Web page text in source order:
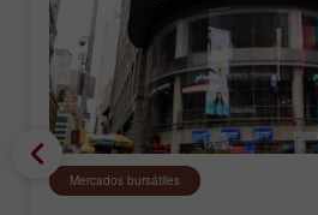
Mercados bursátiles